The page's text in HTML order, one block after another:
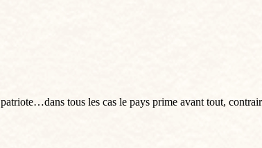
tous les cas le pays prime avant tout,